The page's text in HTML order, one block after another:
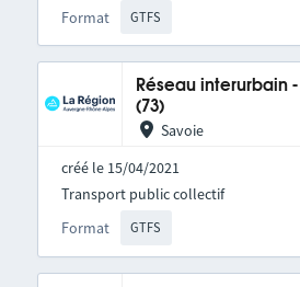
Format GTFS
Réseau interurbain
(73)
Savoie
créé le 15/04/2021
Format GTFS
Transport public collectif